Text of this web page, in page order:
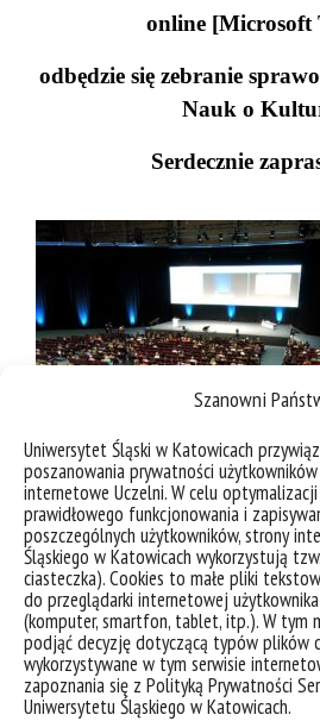
Szanowni
Uniwersytet Śląski w Katowicach
poszanowania prywatności
internetowe Uczelni. W celu optymalizacji
prawidłowego funkcjonowania i
poszczególnych użytkowników, strony
Śląskiego w Katowicach wykorzystują
ciasteczka). Cookies to małe pliki
do przeglądarki internetowej
(komputer, smartfon, tablet, itp.). W tym
podjąć decyzję dotyczącą typów plików
wykorzystywane w tym serwisie
zapoznania się z Polityką Prywatności
Uniwersytetu Śląskiego w Katowicach.
online [Microsoft
odbędzie się zebranie
Nauk o
Serdecznie